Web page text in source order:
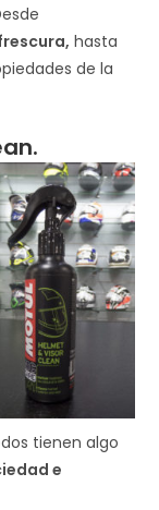
hasta
de la
tienen algo
e